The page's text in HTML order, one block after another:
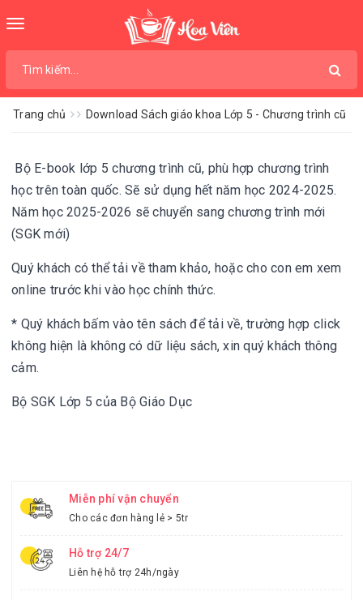
Toggle
Trang chủ Download Sách giáo khoa Lớp 5 - Chương trình cũ
Bộ E-book lớp 5 chương trình cũ, phù hợp chương trình
học trên toàn quốc. Sẽ sử dụng hết năm học 2024-2025.
Năm học 2025-2026 sẽ chuyển sang chương trình mới
(SGK mới)
Quý khách có thể tải về tham khảo, hoặc cho con em xem
online trước khi vào học chính thức.
* Quý khách bấm vào tên sách để tải về, trường hợp click
không hiện là không có dữ liệu sách, xin quý khách thông
cảm.
Bộ SGK Lớp 5 của Bộ Giáo Dục
Miễn phí vận chuyển
Cho các đơn hàng lẻ > 5tr
Hỗ trợ 24/7
Liên hệ hỗ trợ 24h/ngày